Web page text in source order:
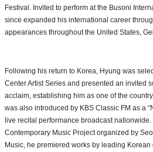
Festival. Invited to perform at the Busoni
since expanded his international career
appearances throughout the United States,
Following his return to Korea, Hyung was
Center Artist Series and presented an invited
acclaim, establishing him as one of the
was also introduced by KBS Classic FM as a
live recital performance broadcast
Contemporary Music Project organized by
Music, he premiered works by leading